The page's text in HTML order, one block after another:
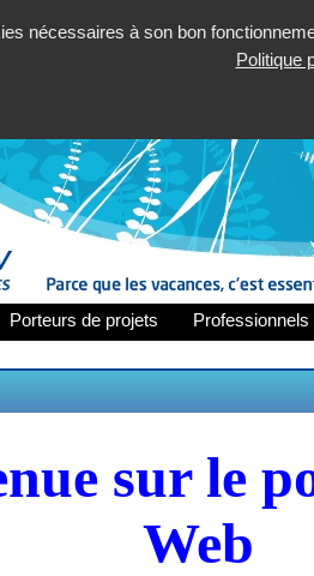
nécessaires à son bon
Politique
Porteurs de projets
sur le
Web